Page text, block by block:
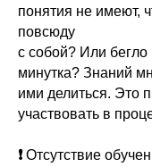
понятия не имеют,
повсюду
с собой? Или бегло
минутка? Знаний
ими делиться. Это
участвовать в
❗Отсутствие